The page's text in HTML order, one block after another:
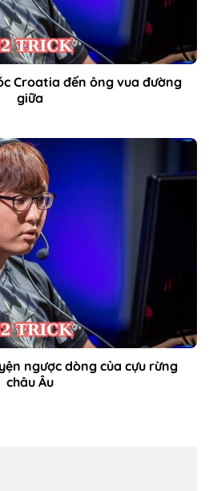
Croatia đến ông vua đường
giữa
ngược dòng của cựu rừng
châu Âu